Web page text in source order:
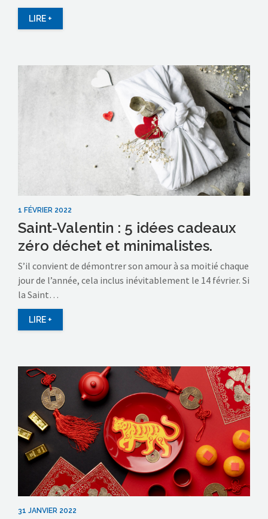
LIRE +
1 FÉVRIER 2022
Saint-Valentin : 5 idées cadeaux
zéro déchet et minimalistes.
S’il convient de démontrer son amour à sa moitié chaque
jour de l’année, cela inclus inévitablement le 14 février. Si
la Saint…
LIRE +
31 JANVIER 2022